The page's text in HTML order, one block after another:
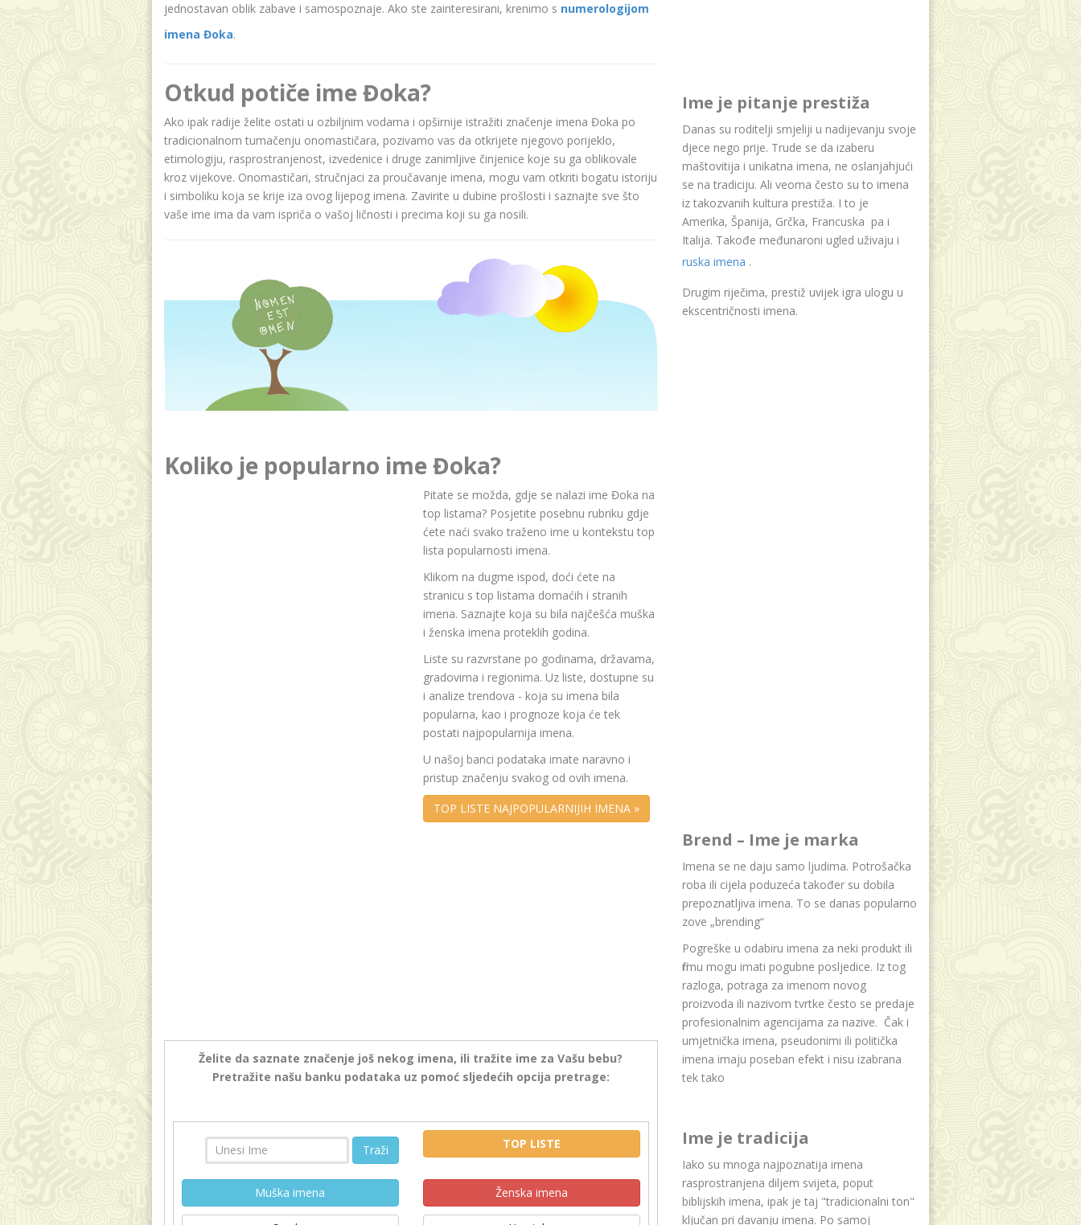
jednostavan oblik zabave i samospoznaje. Ako ste zainteresirani, krenimo s numerologijom
imena Đoka.
Otkud potiče ime Đoka?
Ako ipak radije želite ostati u ozbiljnim vodama i opširnije istražiti značenje imena Đoka po
tradicionalnom tumačenju onomastičara, pozivamo vas da otkrijete njegovo porijeklo,
etimologiju, rasprostranjenost, izvedenice i druge zanimljive činjenice koje su ga oblikovale
kroz vijekove. Onomastičari, stručnjaci za proučavanje imena, mogu vam otkriti bogatu istoriju
i simboliku koja se krije iza ovog lijepog imena. Zavirite u dubine prošlosti i saznajte sve što
vaše ime ima da vam ispriča o vašoj ličnosti i precima koji su ga nosili.
Koliko je popularno ime Đoka?
Pitate se možda, gdje se nalazi ime Đoka na
top listama? Posjetite posebnu rubriku gdje
ćete naći svako traženo ime u kontekstu top
lista popularnosti imena.
Klikom na dugme ispod, doći ćete na
stranicu s top listama domaćih i stranih
imena. Saznajte koja su bila najčešća muška
i ženska imena proteklih godina.
Liste su razvrstane po godinama, državama,
gradovima i regionima. Uz liste, dostupne su
i analize trendova - koja su imena bila
popularna, kao i prognoze koja će tek
postati najpopularnija imena.
U našoj banci podataka imate naravno i
pristup značenju svakog od ovih imena.
TOP LISTE NAJPOPULARNIJIH IMENA »
Želite da saznate značenje još nekog imena, ili tražite ime za Vašu bebu?
Pretražite našu banku podataka uz pomoć sljedećih opcija pretrage:
Traži TOP LISTE
Muška imena Ženska imena
Ime je pitanje prestiža
Danas su roditelji smjeliji u nadijevanju svoje
djece nego prije. Trude se da izaberu
maštovitija i unikatna imena, ne oslanjahjući
se na tradiciju. Ali veoma često su to imena
iz takozvanih kultura prestiža. I to je
Amerika, Španija, Grčka, Francuska pa i
Italija. Takođe međunaroni ugled uživaju i
ruska imena .
Drugim riječima, prestiž uvijek igra ulogu u
ekscentričnosti imena.
Brend – Ime je marka
Imena se ne daju samo ljudima. Potrošačka
roba ili cijela poduzeća također su dobila
prepoznatljiva imena. To se danas popularno
zove „brending“
Pogreške u odabiru imena za neki produkt ili
firmu mogu imati pogubne posljedice. Iz tog
razloga, potraga za imenom novog
proizvoda ili nazivom tvrtke često se predaje
profesionalnim agencijama za nazive. Čak i
umjetnička imena, pseudonimi ili politička
imena imaju poseban efekt i nisu izabrana
tek tako
Ime je tradicija
Iako su mnoga najpoznatija imena
rasprostranjena diljem svijeta, poput
biblijskih imena, ipak je taj "tradicionalni ton"
ključan pri davanju imena. Po samoj